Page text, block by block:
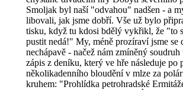
Smoljak byl naší "odvahou" nadšen - a
libovali, jak jsme dobří. Vše už bylo
tisku, když tu kdosi bdělý vykřikl, že "to
pustit nedá!" My, méně prozíraví jsme se
nechápavě - načež nám zmíněný soudruh
zápis z deníku, který ve hře následuje po
několikadenního bloudění v mlze za
kruhem: "Prohlídka petrohradské